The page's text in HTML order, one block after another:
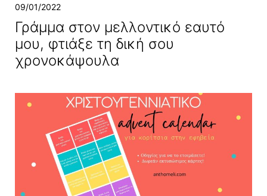
09/01/2022
Γράμμα στον μελλοντικό εαυτό
μου, φτιάξε τη δική σου
χρονοκάψουλα